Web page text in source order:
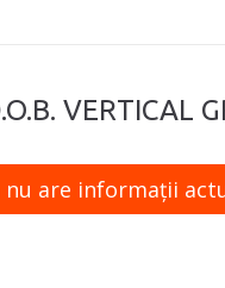
VERTICAL
are informaţii